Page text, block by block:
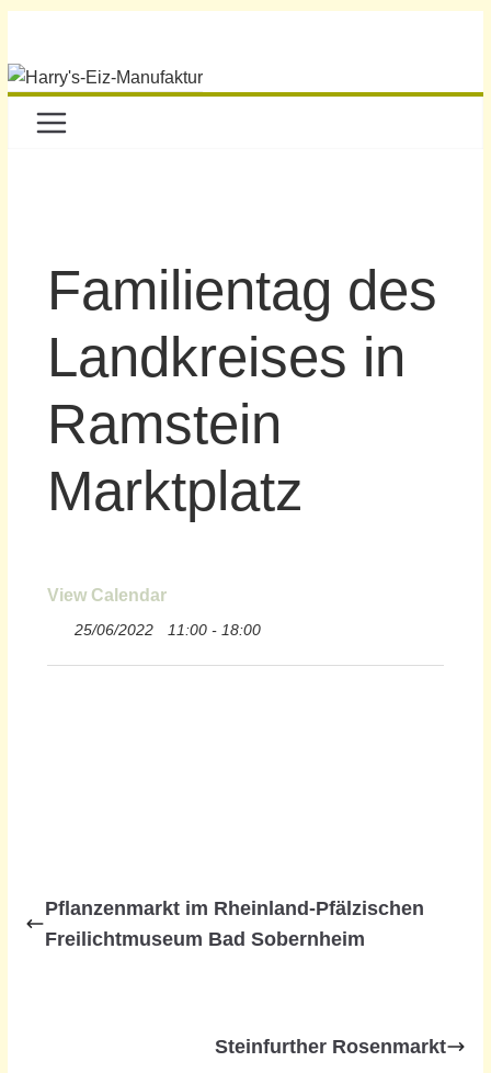
Familientag des
Landkreises in
Ramstein
Marktplatz
View Calendar
25/06/2022 11:00 - 18:00
Pflanzenmarkt im Rheinland-Pfälzischen
Freilichtmuseum Bad Sobernheim
Steinfurther Rosenmarkt